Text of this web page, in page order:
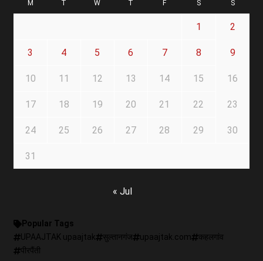
M T W T F S S
1 2
3 4 5 6 7 8 9
10 11 12 13 14 15 16
17 18 19 20 21 22 23
24 25 26 27 28 29 30
31
« Jul
Popular Tags
UPAAJTAK upaajtak
सुल्तानगंज upaajtak.com
कहलगांव
पीरपैंती